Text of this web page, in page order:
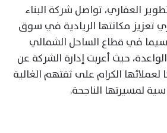
العقاري، تواصل شركة البناء
تعزيز مكانتها الريادية في سوق
سيما في قطاع الساحل الشمالي
حيث أعربت إدارة الشركة عن
الكرام على ثقتهم الغالية
لمسيرتها الناجحة.